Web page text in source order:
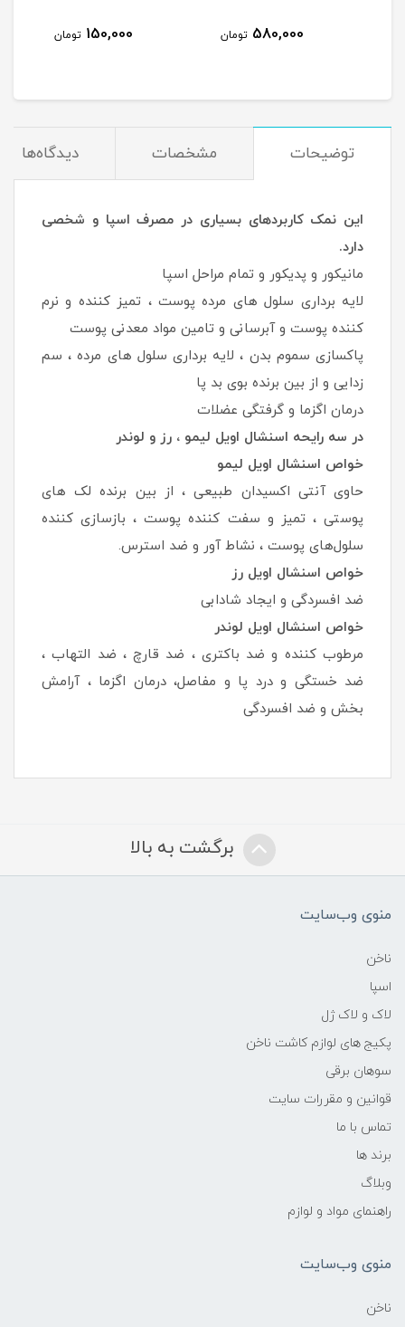
580,000 تومان 150,000 تومان
توضیحات مشخصات دیدگاه‌ها
این نمک کاربردهای بسیاری در مصرف اسپا و شخصی
دارد.
مانیکور و پدیکور و تمام مراحل اسپا
لایه برداری سلول های مرده پوست ، تمیز کننده و نرم
کننده پوست و آبرسانی و تامین مواد معدنی پوست
پاکسازی سموم بدن ، لایه برداری سلول های مرده ، سم
زدایی و از بین برنده بوی بد پا
درمان اگزما و گرفتگی عضلات
در سه رایحه اسنشال اویل لیمو ، رز و لوندر
خواص اسنشال اویل لیمو
حاوی آنتی اکسیدان طبیعی ، از بین برنده لک های
پوستی ، تمیز و سفت کننده پوست ، بازسازی کننده
سلول‌های پوست ، نشاط آور و ضد استرس.
خواص اسنشال اویل رز
ضد افسردگی و ایجاد شادابی
خواص اسنشال اویل لوندر
مرطوب کننده و ضد باکتری ، ضد قارچ ، ضد التهاب ،
ضد خستگی و درد پا و مفاصل، درمان اگزما ، آرامش
بخش و ضد افسردگی
برگشت به بالا
منوی وب‌سایت
ناخن
اسپا
لاک و لاک ژل
پکیج های لوازم کاشت ناخن
سوهان برقی
قوانین و مقررات سایت
تماس با ما
برند ها
وبلاگ
راهنمای مواد و لوازم
منوی وب‌سایت
ناخن